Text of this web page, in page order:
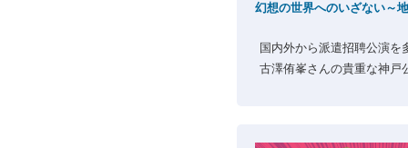
幻想の世界へのいざない～
国内外から派遣招聘公演を
古澤侑峯さんの貴重な神戸